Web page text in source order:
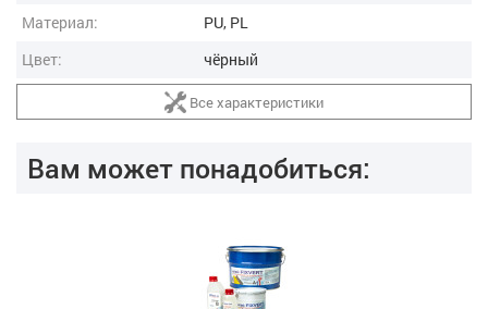
Материал:
PU, PL
Цвет:
чёрный
Все характеристики
Вам может понадобиться: